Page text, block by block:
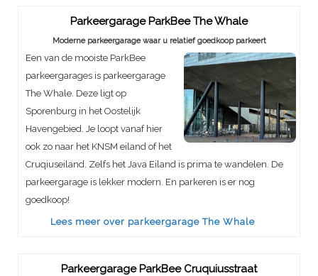
Parkeergarage ParkBee The Whale
Moderne parkeergarage waar u relatief goedkoop parkeert
Een van de mooiste ParkBee
parkeergarages is parkeergarage
The Whale. Deze ligt op
Sporenburg in het Oostelijk
Havengebied. Je loopt vanaf hier
ook zo naar het KNSM eiland of het
Cruqiuseiland. Zelfs het Java Eiland is prima te wandelen. De
parkeergarage is lekker modern. En parkeren is er nog
goedkoop!
Lees meer over parkeergarage The Whale
Parkeergarage ParkBee Cruquiusstraat